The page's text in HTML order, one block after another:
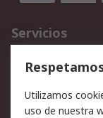
Servicios
Cómo realizar
Facturación y
Ofertas
Utilizamos
uso de nuestra